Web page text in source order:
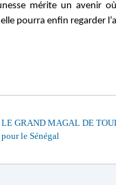
mérite un avenir
pourra enfin regarder
LE GRAND MAGAL DE
pour le Sénégal